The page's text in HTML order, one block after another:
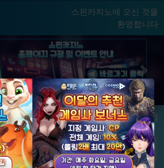
스핀카지노에 오신 것을
환영합니다
Next
★ 국내 최초, 국내 슬롯 1등 에그계열